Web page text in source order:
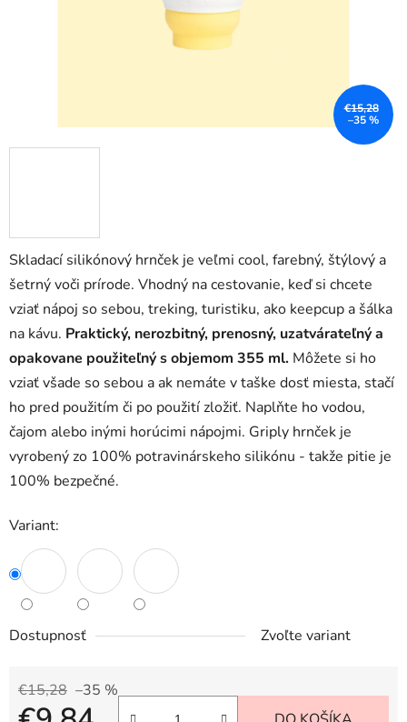
Skladací silikónový hrnček je veľmi cool, farebný, štýlový a
šetrný voči prírode. Vhodný na cestovanie, keď si chcete
vziať nápoj so sebou, treking, turistiku, ako keepcup a šálka
na kávu. Praktický, nerozbitný, prenosný, uzatvárateľný a
opakovane použiteľný s objemom 355 ml. Môžete si ho
vziať všade so sebou a ak nemáte v taške dosť miesta, stačí
ho pred použitím či po použití zložiť. Naplňte ho vodou,
čajom alebo inými horúcimi nápojmi. Griply hrnček je
vyrobený zo 100% potravinárskeho silikónu - takže pitie je
100% bezpečné.
Variant:
Dostupnosť Zvoľte variant
€15,28 –35 %
€15,28
–35 %